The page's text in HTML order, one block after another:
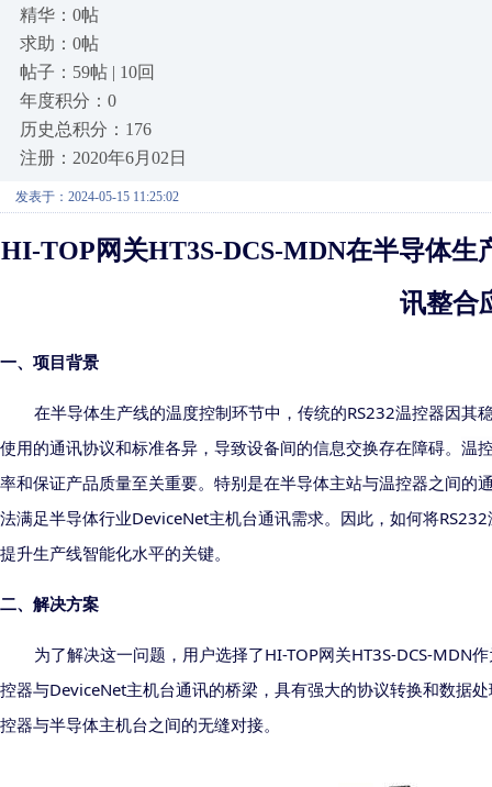
精华：0帖
求助：0帖
帖子：59帖 | 10回
年度积分：0
历史总积分：176
注册：2020年6月02日
发表于：2024-05-15 11:25:02
HI-TOP网关HT3S-DCS-MDN在半导体生
讯整合
一、项目背景
在半导体生产线的温度控制环节中，传统的RS232温控器因其
使用的通讯协议和标准各异，导致设备间的信息交换存在障碍。 温
率和保证产品质量至关重要。特别是在半导体主站与温控器之间的
法满足半导体行业DeviceNet主机台通讯需求。因此，如何将RS232
提升生产线智能化水平的关键。
二、解决方案
为了解决这一问题， 用户选择了HI-TOP网关HT3S-DCS-MDN作
控器与DeviceNet主机台通讯的桥梁， 具有强大的协议转换和数据
控器与半导体主机台之间的无缝对接。